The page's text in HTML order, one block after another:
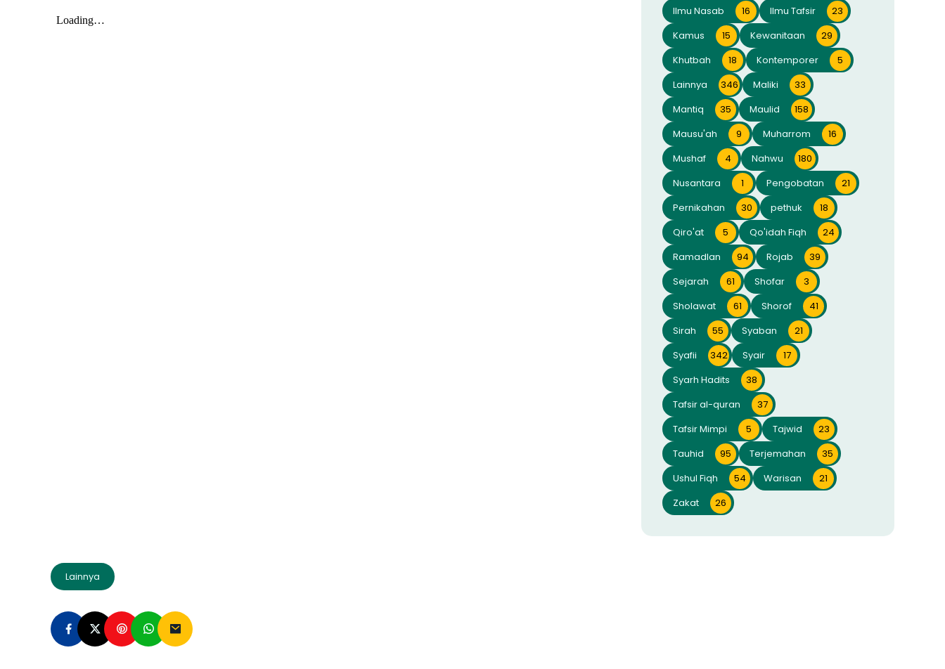
Lainnya
Ilmu Nasab
16 Ilmu Tafsir
23
Kamus
15 Kewanitaan
29
Khutbah
18 Kontemporer
5
Lainnya
346 Maliki
33
Mantiq
35 Maulid
158
Mausu'ah
9 Muharrom
16
Mushaf
4 Nahwu
180
Nusantara
1 Pengobatan
21
Pernikahan
30 pethuk
18
Qiro'at
5 Qo'idah Fiqh
24
Ramadlan
94 Rojab
39
Sejarah
61 Shofar
3
Sholawat
61 Shorof
41
Sirah
55 Syaban
21
Syafii
342 Syair
17
Syarh Hadits
38
Tafsir al-quran
37
Tafsir Mimpi
5 Tajwid
23
Tauhid
95 Terjemahan
35
Ushul Fiqh
54 Warisan
21
Zakat
26